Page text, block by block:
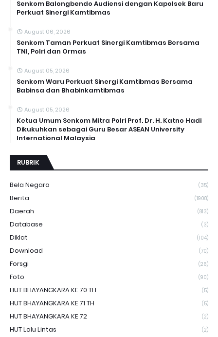
Senkom Balongbendo Audiensi dengan Kapolsek Baru
Perkuat Sinergi Kamtibmas
August 06, 2026
Senkom Taman Perkuat Sinergi Kamtibmas Bersama
TNI, Polri dan Ormas
August 05, 2026
Senkom Waru Perkuat Sinergi Kamtibmas Bersama
Babinsa dan Bhabinkamtibmas
August 05, 2026
Ketua Umum Senkom Mitra Polri Prof. Dr. H. Katno Hadi
Dikukuhkan sebagai Guru Besar ASEAN University
International Malaysia
RUBRIK
Bela Negara (35)
Berita (1908)
Daerah (813)
Database (3)
Diklat (104)
Download (70)
Forsgi (26)
Foto (90)
HUT BHAYANGKARA KE 70 TH (5)
HUT BHAYANGKARA KE 71 TH (5)
HUT BHAYANGKARA KE 72 (2)
HUT Lalu Lintas (2)